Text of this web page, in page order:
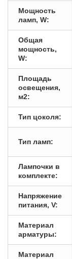
Мощность
ламп, W:
Общая
мощность,
W:
Площадь
освещения,
м2:
Тип цоколя:
Тип ламп:
Лампочки в
комплекте:
Напряжение
питания, V:
Материал
арматуры:
Материал